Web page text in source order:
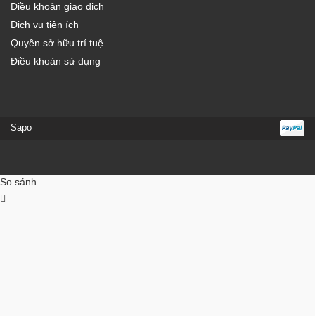
Điều khoản giao dịch
Dịch vụ tiện ích
Quyền sở hữu trí tuệ
Điều khoản sử dụng
Sapo
So sánh